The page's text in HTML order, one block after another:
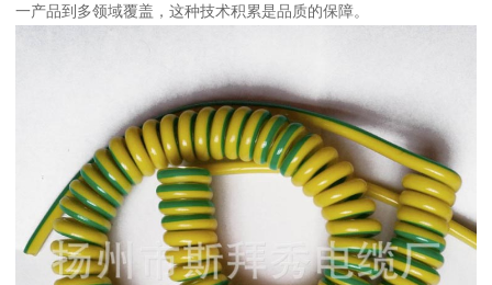
一产品到多领域覆盖，这种技术积累是品质的保障。